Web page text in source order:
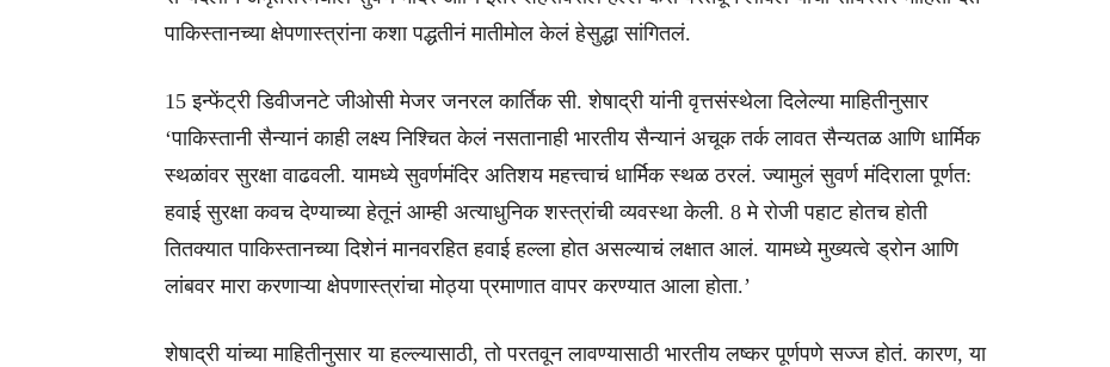
पाकिस्तानच्या क्षेपणास्त्रांना कशा पद्धतीनं मातीमोल केलं हेसुद्धा सांगितलं.
15 इन्फेंट्री डिवीजनटे जीओसी मेजर जनरल कार्तिक सी. शेषाद्री यांनी वृत्तसंस्थेला दिलेल्या माहितीनुसार
‘पाकिस्तानी सैन्यानं काही लक्ष्य निश्चित केलं नसतानाही भारतीय सैन्यानं अचूक तर्क लावत सैन्यतळ आणि धार्मिक
स्थळांवर सुरक्षा वाढवली. यामध्ये सुवर्णमंदिर अतिशय महत्त्वाचं धार्मिक स्थळ ठरलं. ज्यामुलं सुवर्ण मंदिराला पूर्णत:
हवाई सुरक्षा कवच देण्याच्या हेतूनं आम्ही अत्याधुनिक शस्त्रांची व्यवस्था केली. 8 मे रोजी पहाट होतच होती
तितक्यात पाकिस्तानच्या दिशेनं मानवरहित हवाई हल्ला होत असल्याचं लक्षात आलं. यामध्ये मुख्यत्वे ड्रोन आणि
लांबवर मारा करणाऱ्या क्षेपणास्त्रांचा मोठ्या प्रमाणात वापर करण्यात आला होता.’
शेषाद्री यांच्या माहितीनुसार या हल्ल्यासाठी, तो परतवून लावण्यासाठी भारतीय लष्कर पूर्णपणे सज्ज होतं. कारण, या